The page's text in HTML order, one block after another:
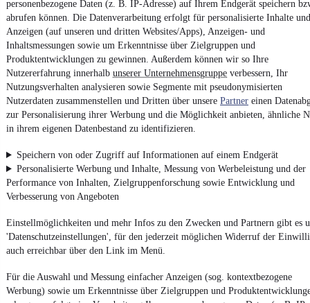
personenbezogene Daten (z. B. IP-Adresse) auf Ihrem Endgerät speichern
abrufen können. Die Datenverarbeitung erfolgt für personalisierte Inhalte und
Anzeigen (auf unseren und dritten Websites/Apps), Anzeigen- und
Inhaltsmessungen sowie um Erkenntnisse über Zielgruppen und
Produktentwicklungen zu gewinnen. Außerdem können wir so Ihre
Nutzererfahrung innerhalb unserer Unternehmensgruppe verbessern, Ihr
Nutzungsverhalten analysieren sowie Segmente mit pseudonymisierten
Nutzerdaten zusammenstellen und Dritten über unsere Partner einen
zur Personalisierung ihrer Werbung und die Möglichkeit anbieten, ähnliche
in ihrem eigenen Datenbestand zu identifizieren.
Speichern von oder Zugriff auf Informationen auf einem Endgerät
Personalisierte Werbung und Inhalte, Messung von Werbeleistung und der
Performance von Inhalten, Zielgruppenforschung sowie Entwicklung und
Verbesserung von Angeboten
Einstellmöglichkeiten und mehr Infos zu den Zwecken und Partnern gibt es
'Datenschutzeinstellungen', für den jederzeit möglichen Widerruf der
auch erreichbar über den Link im Menü.
Für die Auswahl und Messung einfacher Anzeigen (sog. kontextbezogene
Werbung) sowie um Erkenntnisse über Zielgruppen und
Kontakt
¹MwSt. ausweisbar
4.6 Sterne
Nutze mobile.de schnell und einfach
Impressum
Vertrag widerrufen
Datenschutz
Erklärung zur Barrierefreiheit